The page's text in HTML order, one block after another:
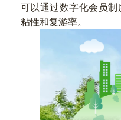
可以通过数字化会员
粘性和复游率。